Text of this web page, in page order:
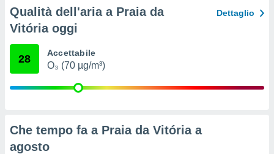
non
dei
Qualità dell'aria a Praia da
Vitória oggi
Dettaglio
28 Accettabile
O₃ (70 µg/m³)
Che tempo fa a Praia da Vitória a
agosto